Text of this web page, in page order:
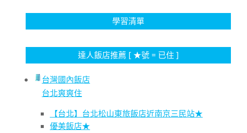
學習清單
達人飯店推薦 [ ★號 = 已住 ]
台灣國內飯店
台北爽爽住
【台北】台北松山東旅飯店近南京三民站★
優美飯店★